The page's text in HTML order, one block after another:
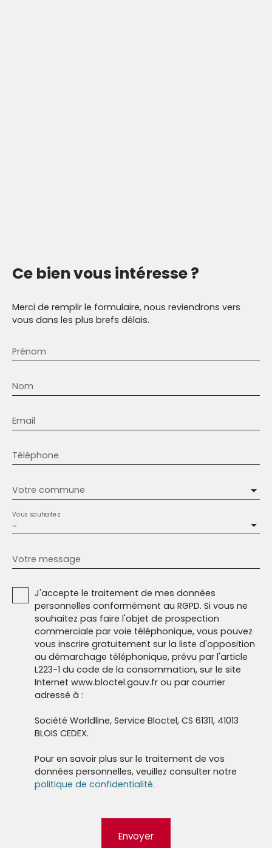
Ce bienvous intéresse ?
Merci de remplir le formulaire, nous reviendrons vers
vous dans les plus brefs délais.
Prénom
Nom
Email
Téléphone
Votre commune
-
Vous souhaitez
Votre message
J'accepte le traitement de mes données
personnelles conformément au RGPD. Si vous ne
souhaitez pas faire l'objet de prospection
commerciale par voie téléphonique, vous pouvez
vous inscrire gratuitement sur la liste d'opposition
au démarchage téléphonique, prévu par l'article
L223-1 du code de la consommation, sur le site
Internet www.bloctel.gouv.fr ou par courrier
adressé à :
Société Worldline, Service Bloctel, CS 61311, 41013
BLOIS CEDEX.
Pour en savoir plus sur le traitement de vos
données personnelles, veuillez consulter notre
politique de confidentialité.
Envoyer